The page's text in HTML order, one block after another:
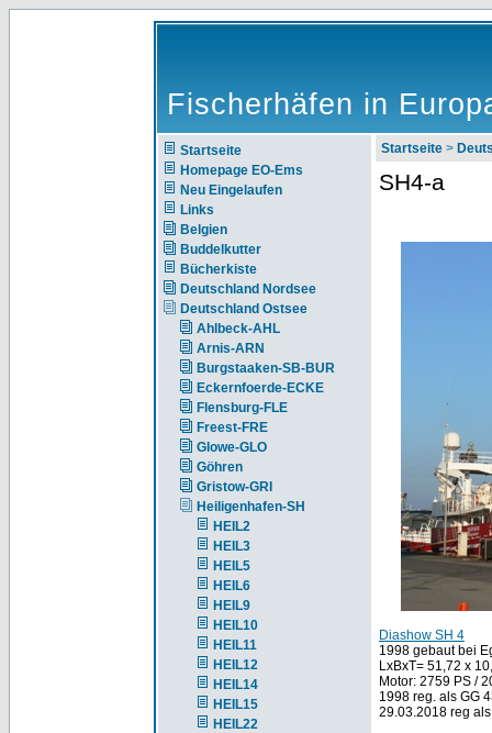
Fischerhäfen in
Startseite
Homepage EO-Ems
Neu Eingelaufen
Links
Belgien
Buddelkutter
Bücherkiste
Deutschland Nordsee
Deutschland Ostsee
Ahlbeck-AHL
Arnis-ARN
Burgstaaken-SB-BUR
Eckernfoerde-ECKE
Flensburg-FLE
Freest-FRE
Glowe-GLO
Göhren
Gristow-GRI
Heiligenhafen-SH
HEIL2
HEIL3
HEIL5
HEIL6
HEIL9
HEIL10
HEIL11
HEIL12
HEIL14
HEIL15
HEIL22
Startseite >
SH4-a
Diashow SH 4
1998 gebaut bei
LxBxT= 51,72 x
Motor: 2759 PS /
1998 reg. als GG
29.03.2018 reg